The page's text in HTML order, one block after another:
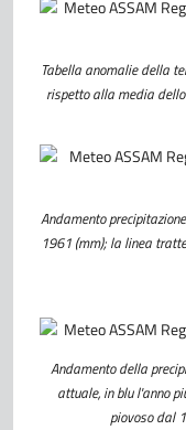
Tabella anomalie della
rispetto alla media
Andamento
1961 (mm); la linea
Andamento della
attuale, in blu l'anno
piovoso dal